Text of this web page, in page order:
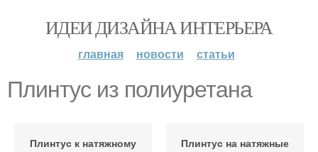
ИДЕИ ДИЗАЙНА ИНТЕРЬЕРА
главная новости статьи
Плинтус из полиуретана
Плинтус к натяжному
Плинтус на натяжные